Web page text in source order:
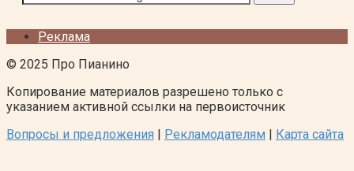
Реклама
© 2025 Про Пианино
Копирование материалов разрешено только с
указанием активной ссылки на первоисточник
Вопросы и предложения | Рекламодателям | Карта сайта